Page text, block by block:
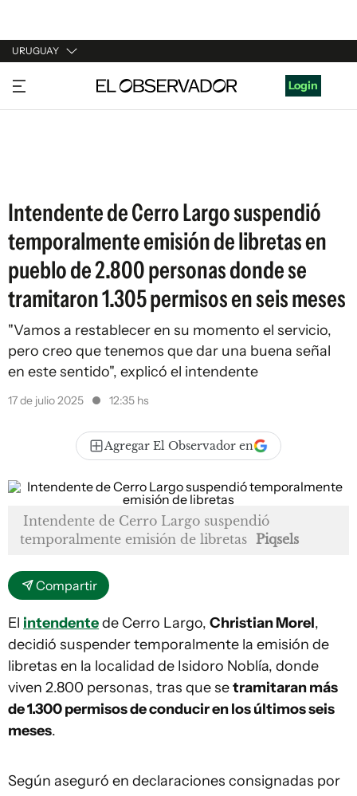
URUGUAY
URUGUAY
ARGENTINA
Login
Intendente de Cerro Largo suspendió
temporalmente emisión de libretas en
pueblo de 2.800 personas donde se
tramitaron 1.305 permisos en seis meses
"Vamos a restablecer en su momento el servicio,
pero creo que tenemos que dar una buena señal
en este sentido", explicó el intendente
17 de julio 2025 12:35 hs
Agregar El Observador en
Intendente de Cerro Largo suspendió
temporalmente emisión de libretas Piqsels
Compartir
El intendentede Cerro Largo, Christian Morel,
decidió suspender temporalmente la emisión de
libretas en la localidad de Isidoro Noblía, donde
viven 2.800 personas, tras que setramitaran más
de 1.300 permisos de conducir en los últimos seis
meses.
Según aseguró en declaraciones consignadas por